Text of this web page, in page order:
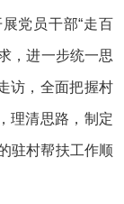
党员干部“走百
，进一步统一思
访，全面把握村
理清思路，制定
驻村帮扶工作顺